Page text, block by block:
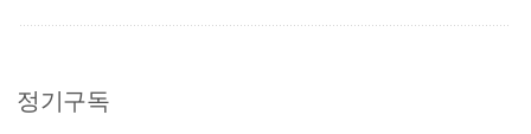
정기구독